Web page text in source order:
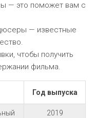
— это поможет вам с
— известные
чтобы получить
фильма.
Год выпуска
2019